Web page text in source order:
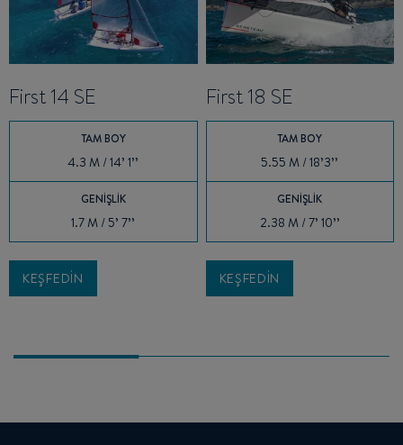
First 14 SE
TAM BOY
4.3 M / 14’ 1’’
GENIŞLIK
1.7 M / 5’ 7’’
KEŞFEDIN
First 18 SE
TAM BOY
5.55 M / 18’3’’
GENIŞLIK
2.38 M / 7’ 10’’
KEŞFEDIN